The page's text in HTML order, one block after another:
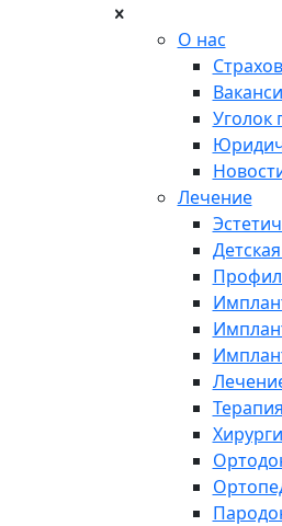
О нас
Уголок
Лечение